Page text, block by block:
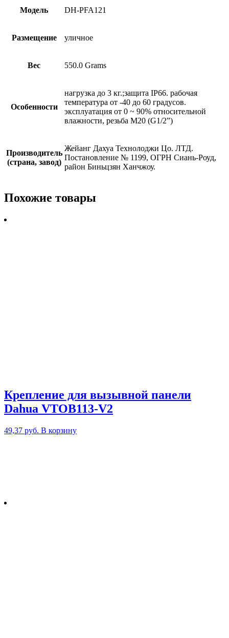
Модель DH-PFA121
Размещение уличное
Вес 550.0 Grams
Особенности
нагрузка до 3 кг.;защита IP66. рабочая
температура от -40 до 60 градусов.
эксплуатация от 0 ~ 90% относительной
влажности, резьба M20 (G1/2”)
Производитель
(страна, завод)
Жейанг Дахуа Технолоджи Цо. ЛТД.
Постановление № 1199, ОГРН Сиань-Роуд,
район Биньцзян Ханчжоу.
Похожие товары
Крепление для вызывной панели
Dahua VTOB113-V2
49,37 руб. В корзину